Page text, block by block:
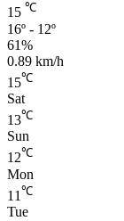
15 ℃
16º - 12º
61%
0.89 km/h
15℃
Sat
13℃
Sun
12℃
Mon
11 ℃
Tue